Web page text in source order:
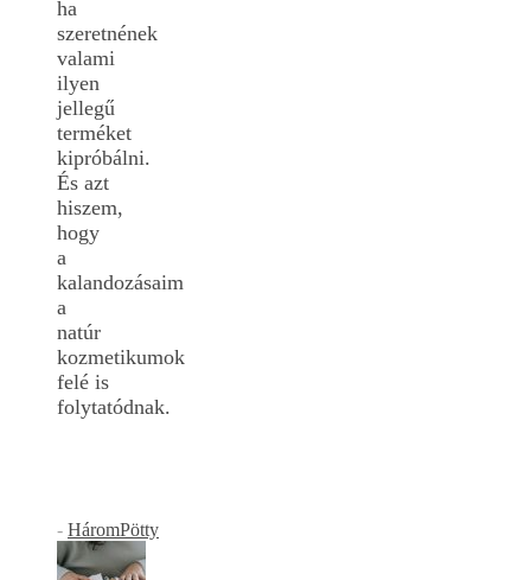
ha
szeretnének
valami
ilyen
jellegű
terméket
kipróbálni.
És azt
hiszem,
hogy
a
kalandozásaim
a
natúr
kozmetikumok
felé is
folytatódnak.
- HáromPötty